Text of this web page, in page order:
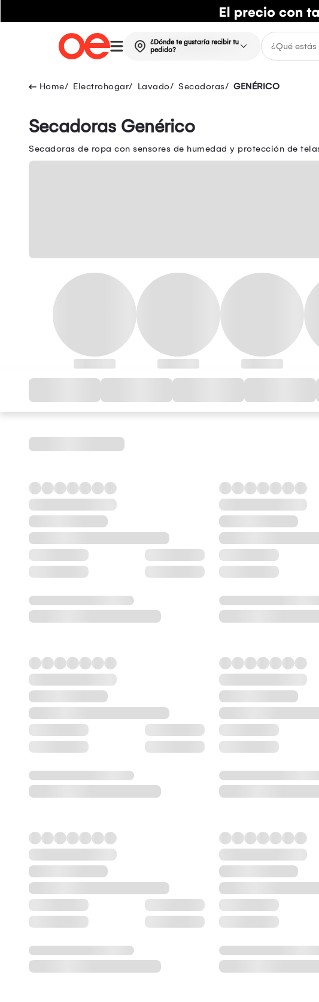
¿Dónde te gustaría recibir tu
pedido?
Electrohogar Lavado Secadoras GENÉRICO
Secadoras Genérico
Secadoras de ropa con sensores de humedad y protección de